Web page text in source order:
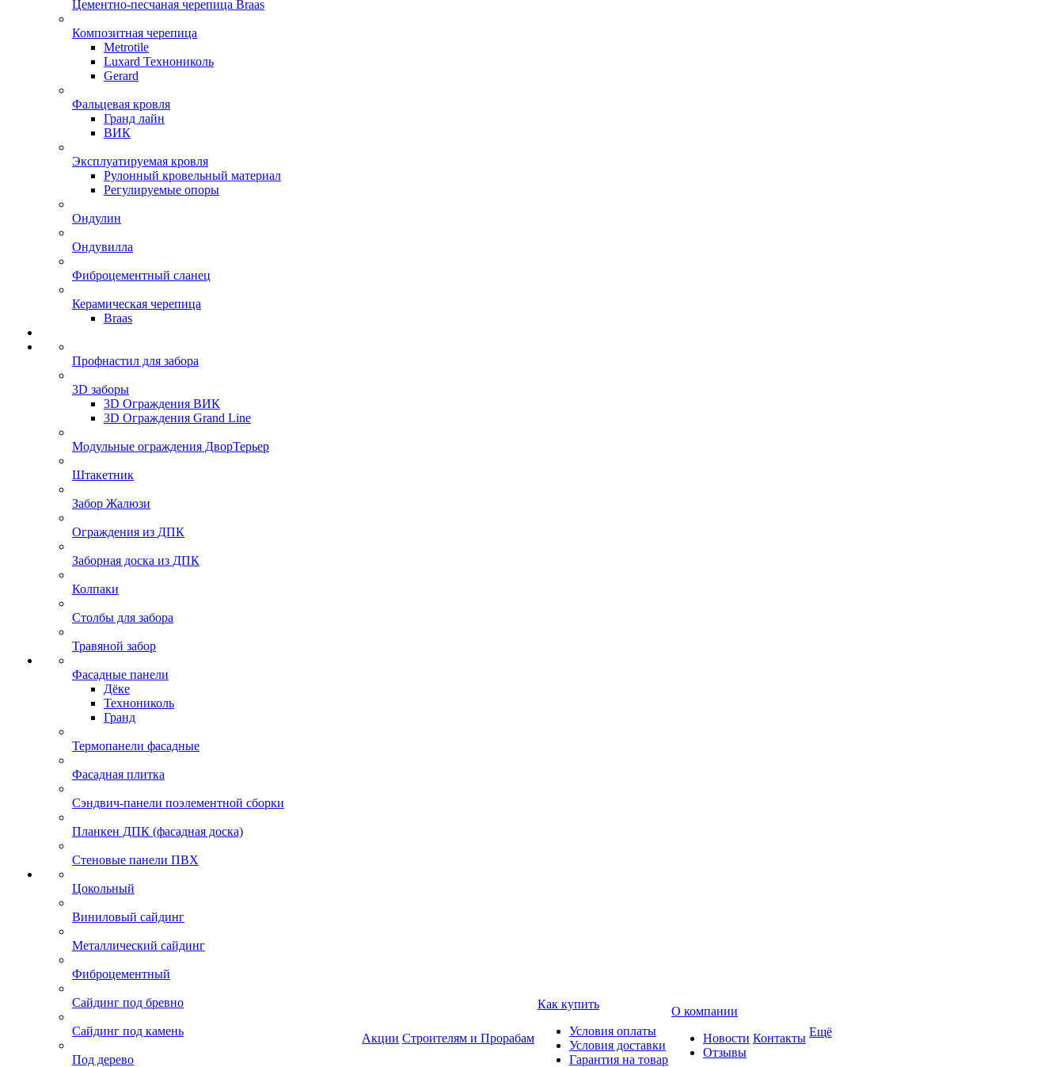
Цементно-песчаная черепица Braas
Композитная черепица
Metrotile
Luxard Технониколь
Gerard
Фальцевая кровля
Гранд лайн
ВИК
Эксплуатируемая кровля
Рулонный кровельный материал
Регулируемые опоры
Ондулин
Ондувилла
Фиброцементный сланец
Керамическая черепица
Braas
Профнастил для забора
3D заборы
3D Ограждения ВИК
3D Ограждения Grand Line
Модульные ограждения ДворТерьер
Штакетник
Забор Жалюзи
Ограждения из ДПК
Заборная доска из ДПК
Колпаки
Столбы для забора
Травяной забор
Фасадные панели
Дёке
Технониколь
Гранд
Термопанели фасадные
Фасадная плитка
Сэндвич-панели поэлементной сборки
Планкен ДПК (фасадная доска)
Стеновые панели ПВХ
Цокольный
Виниловый сайдинг
Металлический сайдинг
Фиброцементный
Сайдинг под бревно
Сайдинг под камень
Под дерево
Акции Строителям и Прорабам
Как купить
Условия оплаты
Условия доставки
Гарантия на товар
О компании
Новости
Отзывы
Контакты Ещё